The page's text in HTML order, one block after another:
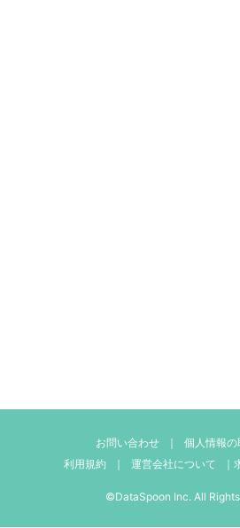
お問い合わせ ｜
個人情報
利用規約
｜ 運営会社について ｜
©DataSpoon Inc. All